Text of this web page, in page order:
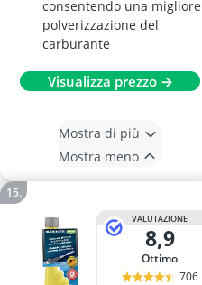
consentendo una migliore
polverizzazione del
carburante
Visualizza prezzo →
Mostra di più
Mostra meno
VALUTAZIONE
8,9
Ottimo
706